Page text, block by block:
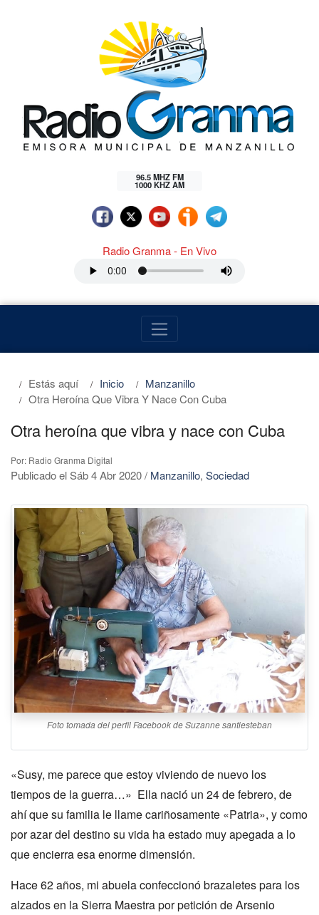
96.5 MHZ FM
1000 KHZ AM
Radio Granma - En Vivo
Estás aquí Inicio
Manzanillo
Otra Heroína Que Vibra Y Nace Con Cuba
Otra heroína que vibra y nace con Cuba
Por: Radio Granma Digital
Publicado el Sáb 4 Abr 2020/ Manzanillo, Sociedad
Foto tomada del perfil Facebook de Suzanne santiesteban
«Susy, me parece que estoy viviendo de nuevo los
tiempos de la guerra…» Ella nació un 24 de febrero, de
ahí que su familia le llame cariñosamente «Patria», y como
por azar del destino su vida ha estado muy apegada a lo
que encierra esa enorme dimensión.
Hace 62 años, mi abuela confeccionó brazaletes para los
alzados en la Sierra Maestra por petición de Arsenio